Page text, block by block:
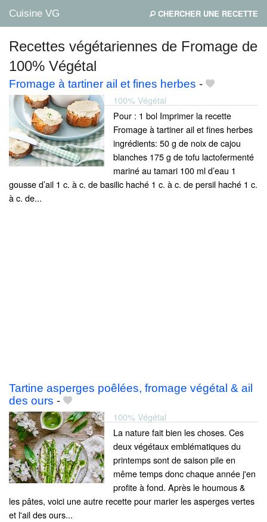
Cuisine VG CHERCHER UNE RECETTE
Mes blogs préférés
Recettes végétariennes de Fromage de
100% Végétal
Fromage à tartiner ail et fines herbes -
100% Végétal
Pour : 1 bol Imprimer la recette
Fromage à tartiner ail et fines herbes
ingrédients: 50 g de noix de cajou
blanches 175 g de tofu lactofermenté
mariné au tamari 100 ml d’eau 1
gousse d’ail 1 c. à c. de basilic haché 1 c. à c. de persil haché 1 c.
à c. de...
Tartine asperges poêlées, fromage végétal & ail
des ours -
100% Végétal
La nature fait bien les choses. Ces
deux végétaux emblématiques du
printemps sont de saison pile en
même temps donc chaque année j'en
profite à fond. Après le houmous &
les pâtes, voici une autre recette pour marier les asperges vertes
et l'ail des ours...